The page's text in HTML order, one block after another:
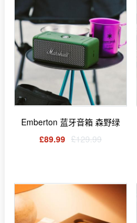
Emberton 蓝牙音箱 森野绿
£89.99 £129.99